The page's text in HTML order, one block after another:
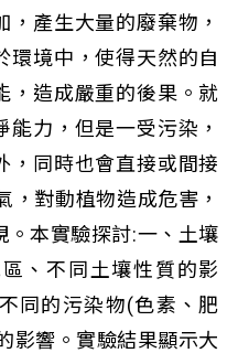
產生大量的廢棄物，
環境中，使得天然的自
，造成嚴重的後果。就
力，但是一受污染，
，同時也會直接或間接
，對動植物造成危害，
。本實驗探討:一、土壤
、不同土壤性質的影
同的污染物(色素、肥
影響。實驗結果顯示大